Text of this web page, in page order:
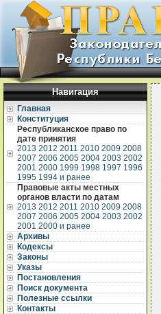
Навигация
Главная
Конституция
Республиканское право по
дате принятия
2013 2012 2011 2010 2009 2008
2007 2006 2005 2004 2003 2002
2001 2000 1999 1998 1997 1996
1995 1994 и ранее
Правовые акты местных
органов власти по датам
2013 2012 2011 2010 2009 2008
2007 2006 2005 2004 2003 2002
2001 2000 и ранее
Архивы
Кодексы
Законы
Указы
Постановления
Поиск документа
Полезные ссылки
Контакты